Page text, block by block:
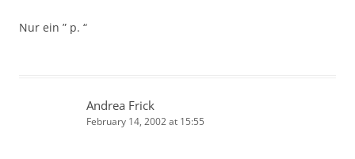
Nur ein ” p. “
Andrea Frick
February 14, 2002 at 15:55